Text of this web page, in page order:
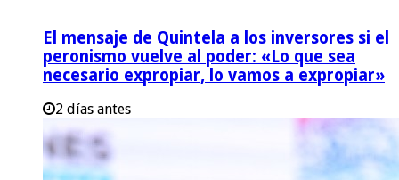
El mensaje de Quintela a los inversores si el
peronismo vuelve al poder: «Lo que sea
necesario expropiar, lo vamos a expropiar»
2 días antes